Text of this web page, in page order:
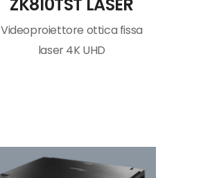
Videoproiettore ottica fissa
laser 4K UHD